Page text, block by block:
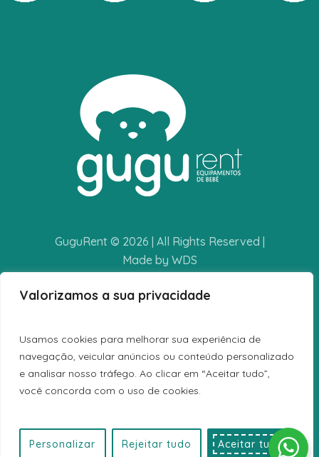
Valorizamos a sua privacidade
Usamos cookies para melhorar sua experiência de
navegação, veicular anúncios ou conteúdo personalizado
e analisar nosso tráfego. Ao clicar em “Aceitar tudo”,
você concorda com o uso de cookies.
Personalizar Rejeitar tudo Aceitar tudo
GuguRent © 2026 | All Rights Reserved |
Made by WDS
TERMOS E CONDIÇÕES
LIVRO DE RECLAMAÇÕES